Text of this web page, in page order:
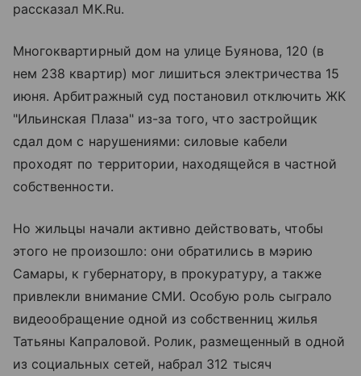
рассказал MK.Ru.
Многоквартирный дом на улице Буянова, 120 (в
нем 238 квартир) мог лишиться электричества 15
июня. Арбитражный суд постановил отключить ЖК
"Ильинская Плаза" из-за того, что застройщик
сдал дом с нарушениями: силовые кабели
проходят по территории, находящейся в частной
собственности.
Но жильцы начали активно действовать, чтобы
этого не произошло: они обратились в мэрию
Самары, к губернатору, в прокуратуру, а также
привлекли внимание СМИ. Особую роль сыграло
видеообращение одной из собственниц жилья
Татьяны Капраловой. Ролик, размещенный в одной
из социальных сетей, набрал 312 тысяч